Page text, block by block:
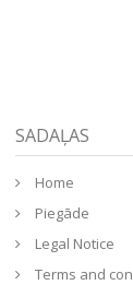
SADAĻAS
Home
Piegāde
Legal Notice
Terms and